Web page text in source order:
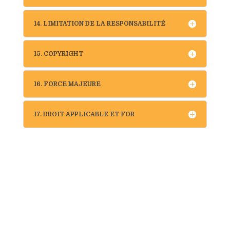
14. LIMITATION DE LA RESPONSABILITÉ
15. COPYRIGHT
16. FORCE MAJEURE
17. DROIT APPLICABLE ET FOR